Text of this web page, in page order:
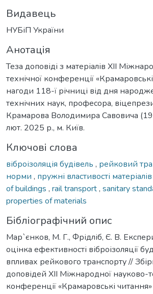
Видавець
НУБіП України
Анотація
Теза доповіді з матеріалів ХІІ
технічної конференції
нагоди 118-ї річниці від дня
технічних наук, професора,
Крамарова Володимира Савовича
лют. 2025 р., м. Київ.
Ключові слова
віброізоляція будівель , рейковий
норми , пружні властивості матеріалів
of buildings , rail transport, sanitary
properties of materials
Бібліографічний опис
Мар`єнков, М. Г., Фрідліб, Є. В.
оцінка ефективності віброізоляції
впливах рейкового транспорту //
доповідей ХІІ Міжнародної науково-
конференції «Крамаровські